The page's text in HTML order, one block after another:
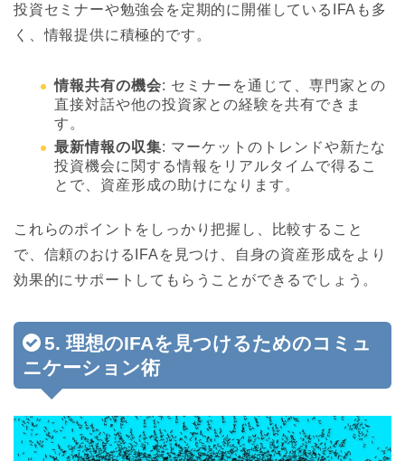
投資セミナーや勉強会を定期的に開催しているIFAも多
く、情報提供に積極的です。
情報共有の機会: セミナーを通じて、専門家との
直接対話や他の投資家との経験を共有できま
す。
最新情報の収集: マーケットのトレンドや新たな
投資機会に関する情報をリアルタイムで得るこ
とで、資産形成の助けになります。
これらのポイントをしっかり把握し、比較すること
で、信頼のおけるIFAを見つけ、自身の資産形成をより
効果的にサポートしてもらうことができるでしょう。
5. 理想のIFAを見つけるためのコミュ
ニケーション術